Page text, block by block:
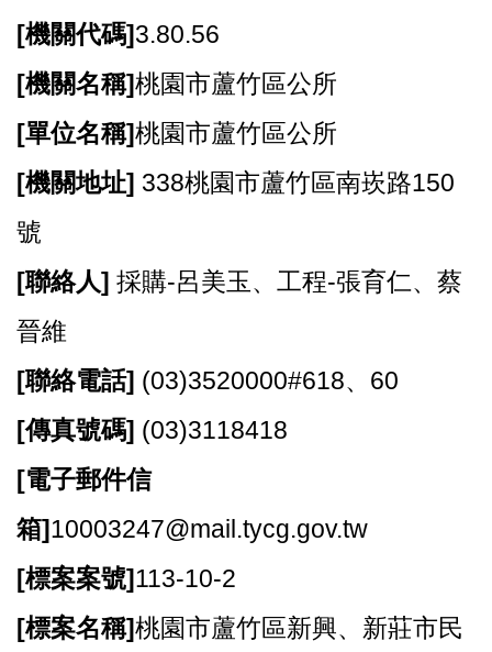
息
告
生
便
資
關
訊
錄
關
資
料
回
[機關代碼]3.80.56
[機關名稱]桃園市蘆竹區公所
[單位名稱]桃園市蘆竹區公所
[機關地址] 338桃園市蘆竹區南崁路150
號
[聯絡人] 採購-呂美玉、工程-張育仁、蔡
晉維
[聯絡電話] (03)3520000#618、60
[傳真號碼] (03)3118418
[電子郵件信
箱]10003247@mail.tycg.gov.tw
[標案案號]113-10-2
[標案名稱]桃園市蘆竹區新興、新莊市民